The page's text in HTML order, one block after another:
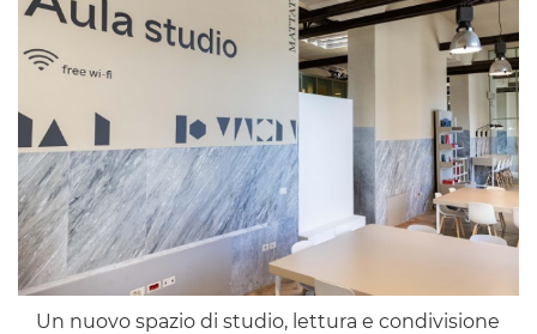
Un nuovo spazio di studio, lettura e condivisione